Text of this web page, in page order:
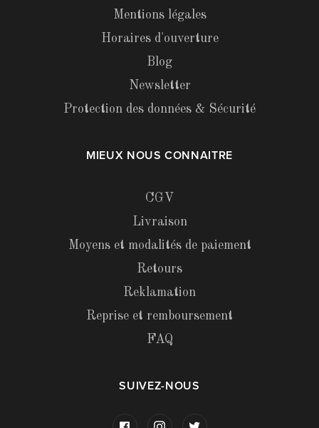
Mentions légales
Horaires d'ouverture
Blog
Newsletter
Protection des données & Sécurité
MIEUX NOUS CONNAITRE
CGV
Livraison
Moyens et modalités de paiement
Retours
Reklamation
Reprise et remboursement
FAQ
SUIVEZ-NOUS